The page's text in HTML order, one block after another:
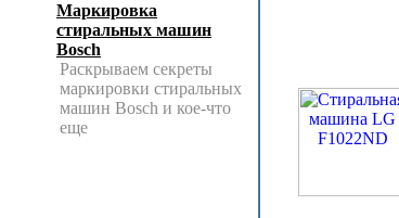
Маркировка
стиральных машин
Bosch
Раскрываем секреты
маркировки стиральных
машин Bosch и кое-что
еще